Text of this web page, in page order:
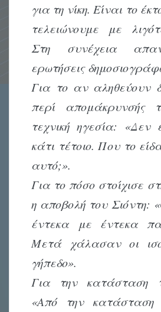
για τη νίκη. Είναι το
τελειώνουμε με
Στη συνέχεια
ερωτήσεις
Για το αν αληθεύουν
περί απομάκρυνσής
τεχνική ηγεσία: «Δεν
κάτι τέτοιο. Που το
αυτό;».
Για το πόσο στοίχισε
η αποβολή του Σιόντη:
έντεκα με έντεκα
Μετά χάλασαν οι
γήπεδο».
Για την κατάσταση
«Από την κατάσταση